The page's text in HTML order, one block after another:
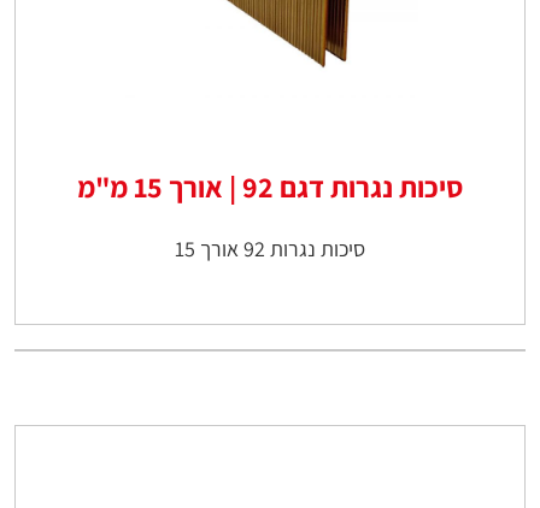
סיכות נגרות דגם 92 | אורך 15 מ"מ
סיכות נגרות 92 אורך 15